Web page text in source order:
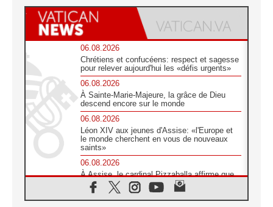
06.08.2026
Chrétiens et confucéens: respect et sagesse
pour relever aujourd'hui les «défis urgents»
06.08.2026
À Sainte-Marie-Majeure, la grâce de Dieu
descend encore sur le monde
06.08.2026
Léon XIV aux jeunes d'Assise: «l'Europe et
le monde cherchent en vous de nouveaux
saints»
06.08.2026
À Assise, le cardinal Pizzaballa affirme que
«les chrétiens veulent la paix»
06.08.2026